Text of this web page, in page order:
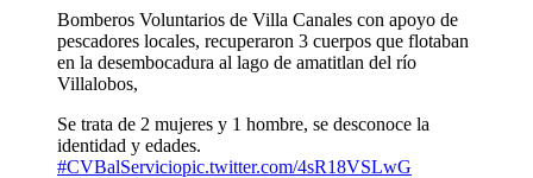
Bomberos Voluntarios de Villa Canales con apoyo de
pescadores locales, recuperaron 3 cuerpos que flotaban
en la desembocadura al lago de amatitlan del río
Villalobos,
Se trata de 2 mujeres y 1 hombre, se desconoce la
identidad y edades.
#CVBalServiciopic.twitter.com/4sR18VSLwG